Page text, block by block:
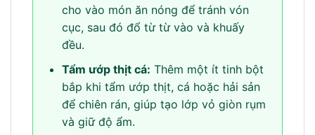
cho vào món ăn nóng để tránh vón
cục, sau đó đổ từ từ vào và khuấy
đều.
Tẩm ướp thịt cá: Thêm một ít tinh bột
bắp khi tẩm ướp thịt, cá hoặc hải sản
để chiên rán, giúp tạo lớp vỏ giòn rụm
và giữ độ ẩm.